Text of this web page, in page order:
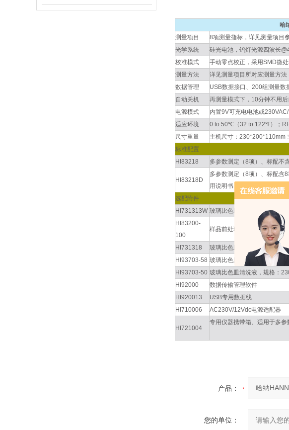
哈
测量项目
8项测量指标，详见测量项目
光学系统
硅光电池，钨灯光源四波长
校准模式
手动零点校正，采用SMD微
测量方法
详见测量项目所对应测量方法
数据管理
USB数据接口、200组测量数
自动关机
再测量模式下，10分钟不用
电源模式
内置9V可充电电池或
适应环境
0 to 50℃（32 to 122℉）；
尺寸重量
主机尺寸：230*200*110mm
标准配置
HI83218
多参数测定（8项）、标配不
HI83218D
多参数测定（8项）、标配含
用说明书
选配附件
HI731313W 玻璃比色皿套装，由
HI83200-
100
样品前处理过滤器，适用于比
HI731318
玻璃比色皿清洁布、包装：4块
HI93703-58 玻璃比色皿润滑剂，规格：
HI93703-50 玻璃比色皿清洗液，规格：
HI92000
数据传输管理软件
HI920013
USB专用数据线
HI710006
AC230V/12Vdc电源适配器
HI721004
专用仪器携带箱、适用于多参
产品：
您的单位：